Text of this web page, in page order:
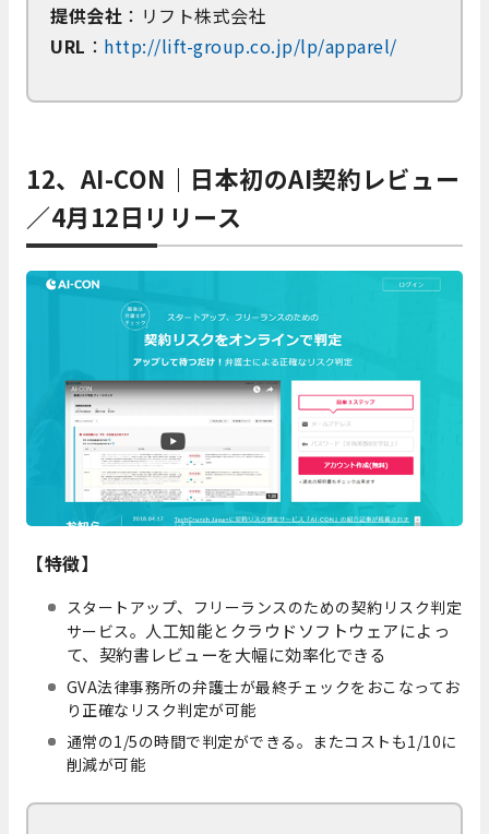
提供会社 ：リフト株式会社
URL ： http://lift-group.co.jp/lp/apparel/
12、AI-CON｜日本初のAI契約レビュー
／4月12日リリース
【特徴】
スタートアップ、フリーランスのための契約リスク判定
サービス。 人工知能とクラウドソフトウェアによっ
て、契約書レビューを大幅に効率化できる
GVA法律事務所の弁護士が最終チェックをおこなってお
り正確なリスク判定が可能
通常の1/5の時間で判定ができる。またコストも1/10に
削減が可能